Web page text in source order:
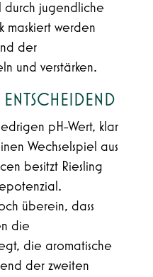
durch jugendliche
maskiert werden
der
und verstärken.
ENTSCHEIDEND
pH-Wert, klar
Wechselspiel aus
besitzt Riesling
überein, dass
die
die aromatische
der zweiten